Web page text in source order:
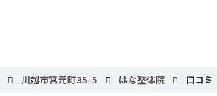
川越市宮元町35-5 はな整体院 口コミ